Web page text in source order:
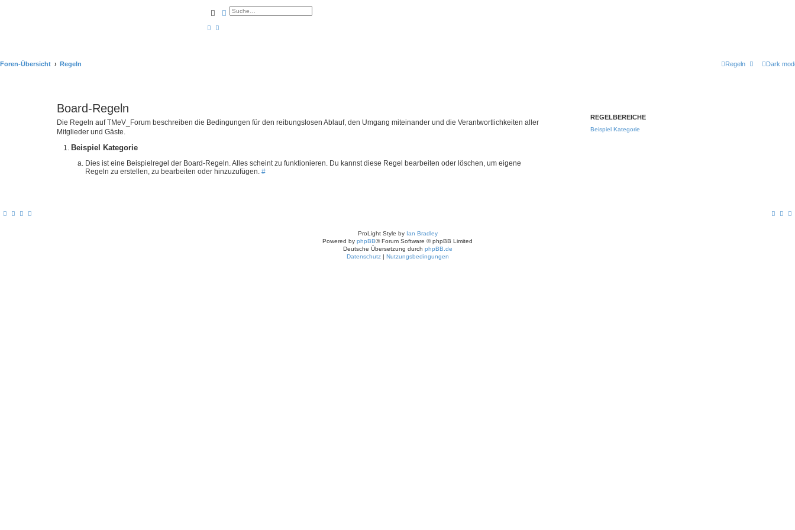
SucheErweiterte Suche
Dark
Regeln
Foren-Übersicht Regeln
REGELBEREICHE
Beispiel Kategorie
Board-Regeln
Die Regeln auf TMeV_Forum beschreiben die Bedingungen für den reibungslosen Ablauf, den Umgang miteinander und die Verantwortlichkeiten aller
Mitglieder und Gäste.
Beispiel Kategorie
Dies ist eine Beispielregel der Board-Regeln. Alles scheint zu funktionieren. Du kannst diese Regel bearbeiten oder löschen, um eigene
Regeln zu erstellen, zu bearbeiten oder hinzuzufügen. #
ProLight Style by Ian Bradley
Powered by phpBB® Forum Software © phpBB Limited
Deutsche Übersetzung durch phpBB.de
Datenschutz| Nutzungsbedingungen